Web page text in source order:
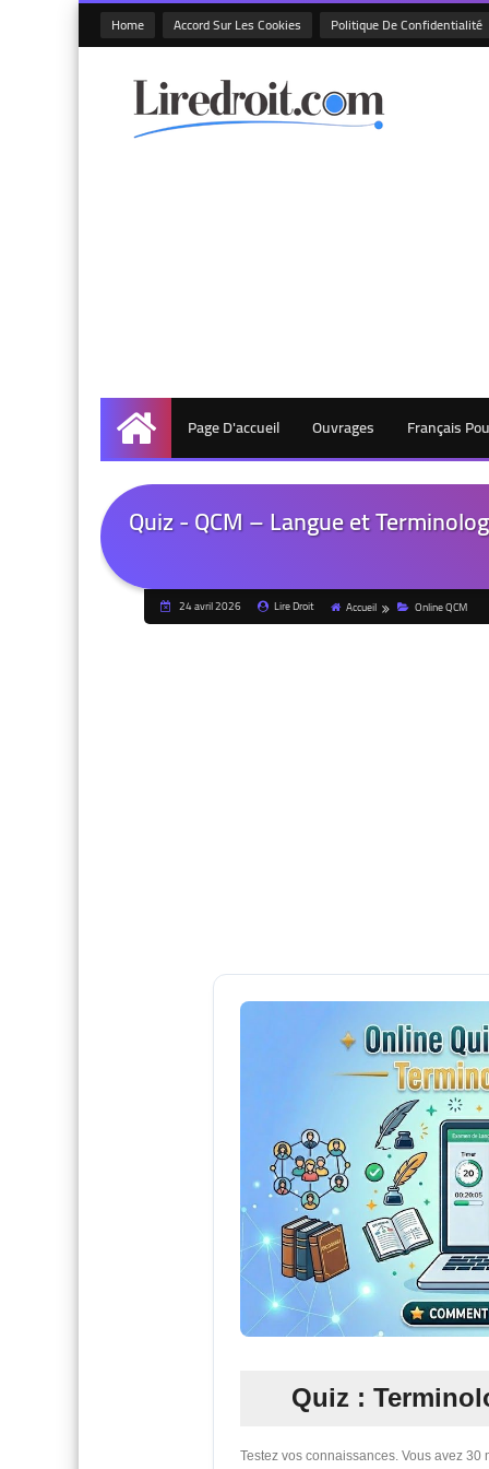
Home Accord Sur Les Cookies Politique De Confidentialité
Accueil
Page D'accueil Ouvrages Français
Quiz - QCM – Langue et
24 avril 2026 Lire Droit Accueil Online QCM
Quiz :
Testez vos connaissances. Vous avez 30